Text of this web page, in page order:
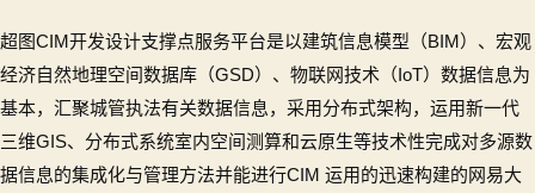
超图CIM开发设计支撑点服务平台是以建筑信息模型（BIM）、宏观
经济自然地理空间数据库（GSD）、物联网技术（IoT）数据信息为
基本，汇聚城管执法有关数据信息，采用分布式架构，运用新一代
三维GIS、分布式系统室内空间测算和云原生等技术性完成对多源数
据信息的集成化与管理方法并能进行CIM 运用的迅速构建的网易大